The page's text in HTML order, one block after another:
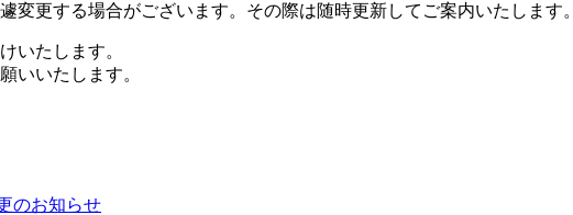
変更する場合がございます。その際は随時更新してご案内いたします。
いたします。
いいたします。
のお知らせ